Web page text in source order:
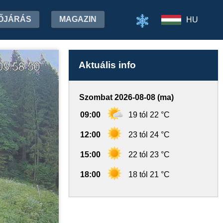
MAGAZIN HU
Aktuális info
Szombat 2026-08-08 (ma)
09:00 19 tól 22 °C
12:00 23 tól 24 °C
15:00 22 tól 23 °C
18:00 18 tól 21 °C